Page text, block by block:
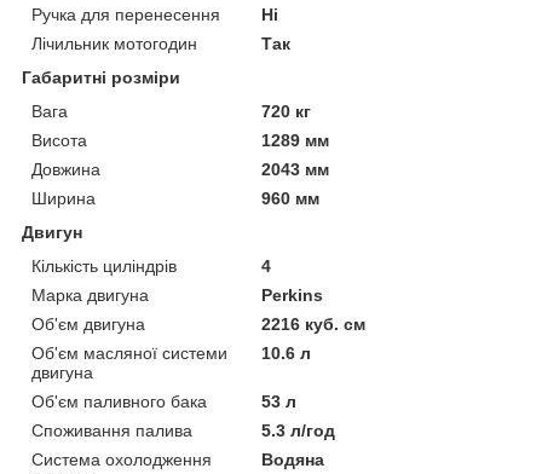
Ручка для перенесення
Ні
Лічильник мотогодин
Так
Габаритні розміри
Вага
720 кг
Висота
1289 мм
Довжина
2043 мм
Ширина
960 мм
Двигун
Кількість циліндрів
4
Марка двигуна
Perkins
Об'єм двигуна
2216 куб. см
Об'єм масляної системи
двигуна
10.6 л
Об'єм паливного бака
53 л
Споживання палива
5.3 л/год
Система охолодження
Водяна